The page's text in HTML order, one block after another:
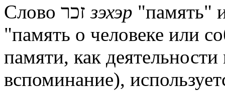
Слово זכרзэхэр "память"
"память о человеке или
памяти, как